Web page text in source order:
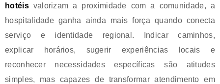
hotéisvalorizam a proximidade com a comunidade, a
hospitalidade ganha ainda mais força quando conecta
serviço e identidade regional. Indicar caminhos,
explicar horários, sugerir experiências locais e
reconhecer necessidades específicas são atitudes
simples, mas capazes de transformar atendimento em